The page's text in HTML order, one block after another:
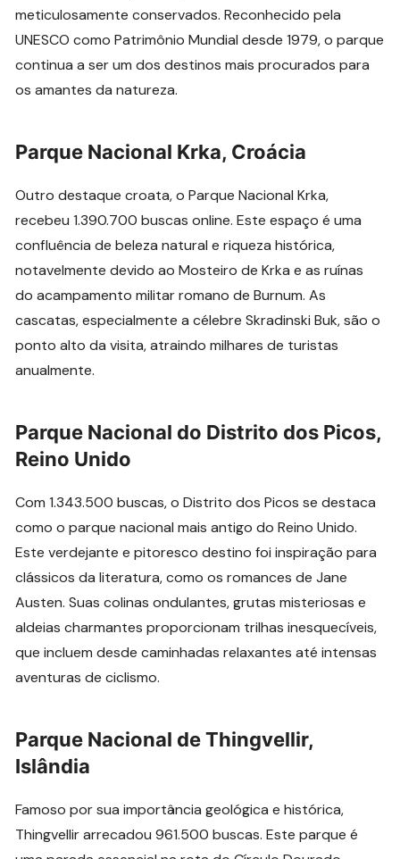
meticulosamente conservados. Reconhecido pela
UNESCO como Patrimônio Mundial desde 1979, o parque
continua a ser um dos destinos mais procurados para
os amantes da natureza.
Parque Nacional Krka, Croácia
Outro destaque croata, o Parque Nacional Krka,
recebeu 1.390.700 buscas online. Este espaço é uma
confluência de beleza natural e riqueza histórica,
notavelmente devido ao Mosteiro de Krka e as ruínas
do acampamento militar romano de Burnum. As
cascatas, especialmente a célebre Skradinski Buk, são o
ponto alto da visita, atraindo milhares de turistas
anualmente.
Parque Nacional do Distrito dos Picos,
Reino Unido
Com 1.343.500 buscas, o Distrito dos Picos se destaca
como o parque nacional mais antigo do Reino Unido.
Este verdejante e pitoresco destino foi inspiração para
clássicos da literatura, como os romances de Jane
Austen. Suas colinas ondulantes, grutas misteriosas e
aldeias charmantes proporcionam trilhas inesquecíveis,
que incluem desde caminhadas relaxantes até intensas
aventuras de ciclismo.
Parque Nacional de Thingvellir,
Islândia
Famoso por sua importância geológica e histórica,
Thingvellir arrecadou 961.500 buscas. Este parque é